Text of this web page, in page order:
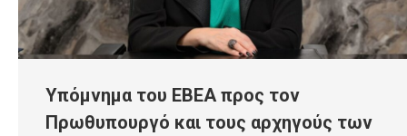
Υπόμνημα του ΕΒΕΑ προς τον
Πρωθυπουργό και τους αρχηγούς των